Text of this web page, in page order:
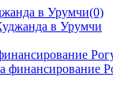
в Урумчи(0)